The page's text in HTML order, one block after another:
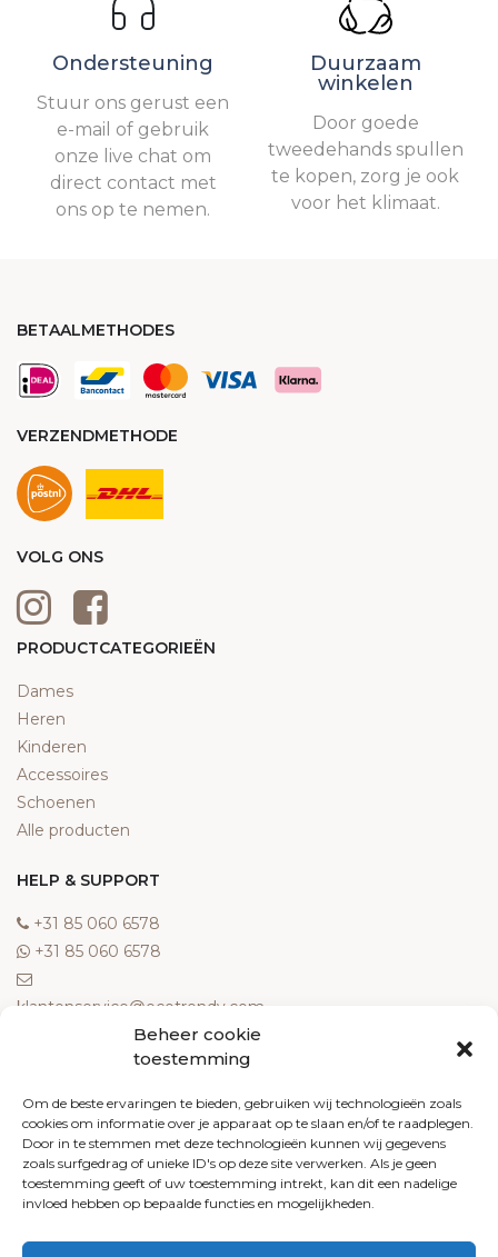
Beheer cookie
toestemming
Om de beste ervaringen te bieden, gebruiken wij technologieën zoals
cookies om informatie over je apparaat op te slaan en/of te raadplegen.
Door in te stemmen met deze technologieën kunnen wij gegevens
zoals surfgedrag of unieke ID's op deze site verwerken. Als je geen
toestemming geeft of uw toestemming intrekt, kan dit een nadelige
invloed hebben op bepaalde functies en mogelijkheden.
Ondersteuning
Stuur ons gerust een
e-mail of gebruik
onze live chat om
direct contact met
ons op te nemen.
Duurzaam
winkelen
Door goede
tweedehands spullen
te kopen, zorg je ook
voor het klimaat.
BETAALMETHODES
VERZENDMETHODE
VOLG ONS
PRODUCTCATEGORIEËN
Dames
Heren
Kinderen
Accessoires
Schoenen
Alle producten
HELP & SUPPORT
‎+31 85 060 6578
‎+31 85 060 6578
klantenservice@ecotrendy.com
Meest gestelde vragen
Contact
Algemene voorwaarden
Retourneren
Klachten
Privacy policy